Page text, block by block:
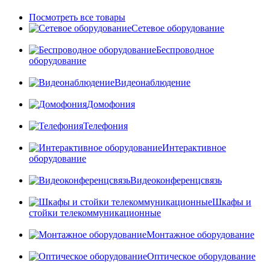
Посмотреть все товары
Сетевое оборудование
Беспроводное
оборудование
Видеонаблюдение
Домофония
Телефония
Интерактивное
оборудование
Видеоконференцсвязь
Шкафы и
стойки телекоммуникационные
Монтажное оборудование
Оптическое оборудование